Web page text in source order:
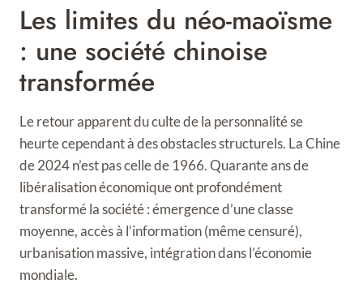
Les limites du néo-maoïsme
: une société chinoise
transformée
Le retour apparent du culte de la personnalité se
heurte cependant à des obstacles structurels. La Chine
de 2024 n’est pas celle de 1966. Quarante ans de
libéralisation économique ont profondément
transformé la société : émergence d’une classe
moyenne, accès à l’information (même censuré),
urbanisation massive, intégration dans l’économie
mondiale.